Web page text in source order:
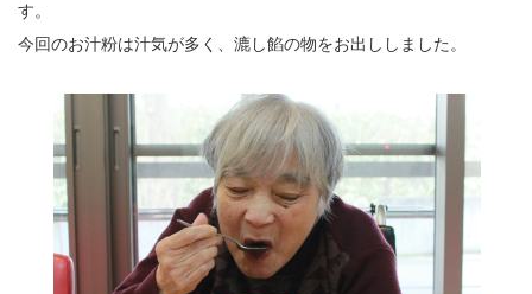
す。
今回のお汁粉は汁気が多く、漉し餡の物をお出ししました。